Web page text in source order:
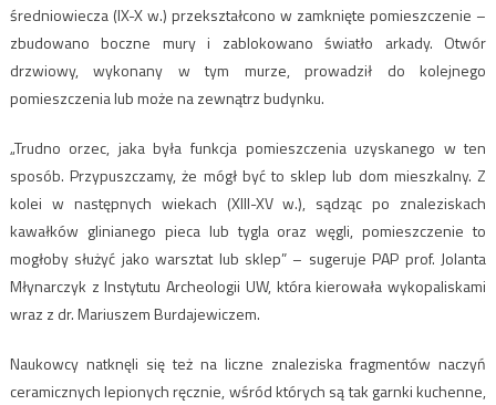
średniowiecza (IX-X w.) przekształcono w zamknięte pomieszczenie –
zbudowano boczne mury i zablokowano światło arkady. Otwór
drzwiowy, wykonany w tym murze, prowadził do kolejnego
pomieszczenia lub może na zewnątrz budynku.
„Trudno orzec, jaka była funkcja pomieszczenia uzyskanego w ten
sposób. Przypuszczamy, że mógł być to sklep lub dom mieszkalny. Z
kolei w następnych wiekach (XIII-XV w.), sądząc po znaleziskach
kawałków glinianego pieca lub tygla oraz węgli, pomieszczenie to
mogłoby służyć jako warsztat lub sklep” – sugeruje PAP prof. Jolanta
Młynarczyk z Instytutu Archeologii UW, która kierowała wykopaliskami
wraz z dr. Mariuszem Burdajewiczem.
Naukowcy natknęli się też na liczne znaleziska fragmentów naczyń
ceramicznych lepionych ręcznie, wśród których są tak garnki kuchenne,